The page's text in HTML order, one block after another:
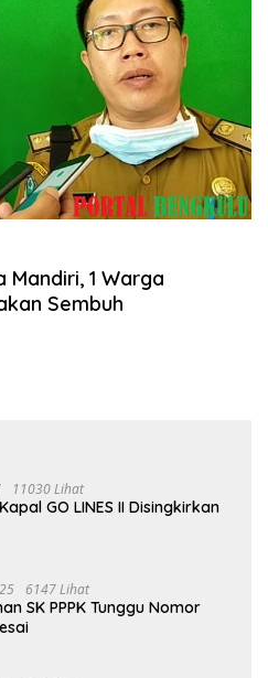
Mandiri, 1 Warga
Sembuh
11030 Lihat
GO LINES II Disingkirkan
6147 Lihat
SK PPPK Tunggu Nomor